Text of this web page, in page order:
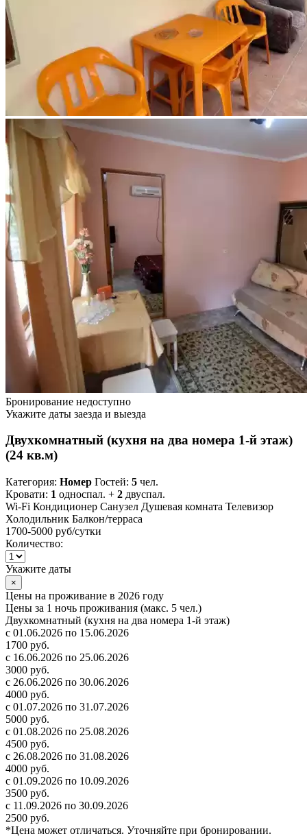
Бронирование недоступно
Укажите даты заезда и выезда
Двухкомнатный (кухня на два номера 1-й этаж)
(24 кв.м)
Категория: Номер Гостей: 5 чел.
Кровати: 1 односпал. + 2 двуспал.
Wi-Fi Кондиционер Санузел Душевая комната Телевизор
Холодильник Балкон/терраса
1700-5000 руб/сутки
Количество:
Укажите даты
×
Цены на проживание в 2026 году
Цены за 1 ночь проживания (макс. 5 чел.)
Двухкомнатный (кухня на два номера 1-й этаж)
с 01.06.2026 по 15.06.2026
1700 руб.
с 16.06.2026 по 25.06.2026
3000 руб.
с 26.06.2026 по 30.06.2026
4000 руб.
с 01.07.2026 по 31.07.2026
5000 руб.
с 01.08.2026 по 25.08.2026
4500 руб.
с 26.08.2026 по 31.08.2026
4000 руб.
с 01.09.2026 по 10.09.2026
3500 руб.
с 11.09.2026 по 30.09.2026
2500 руб.
*Цена может отличаться. Уточняйте при бронировании.